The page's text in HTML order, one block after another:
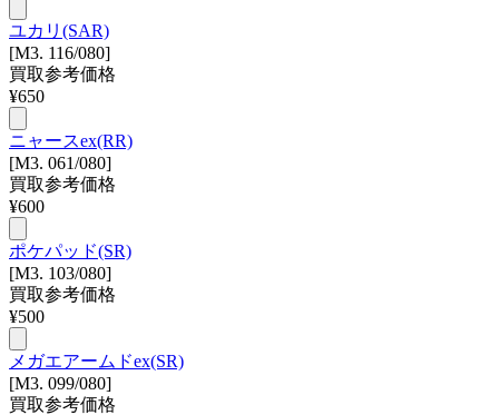
ユカリ(SAR)
[M3. 116/080]
買取参考価格
¥650
ニャースex(RR)
[M3. 061/080]
買取参考価格
¥600
ポケパッド(SR)
[M3. 103/080]
買取参考価格
¥500
メガエアームドex(SR)
[M3. 099/080]
買取参考価格